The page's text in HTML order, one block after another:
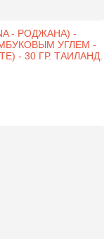
- РОДЖАНА) -
УГЛЕМ -
- 30 ГР. ТАИЛАНД.